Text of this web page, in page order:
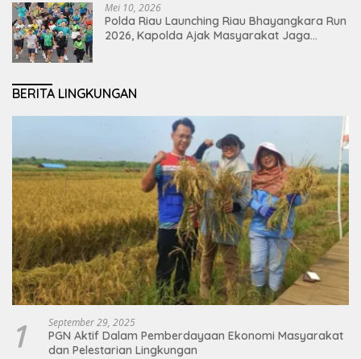
Mei 10, 2026
Polda Riau Launching Riau Bhayangkara Run
2026, Kapolda Ajak Masyarakat Jaga
BERITA LINGKUNGAN
1 September 29, 2025
PGN Aktif Dalam Pemberdayaan Ekonomi Masyarakat
dan Pelestarian Lingkungan